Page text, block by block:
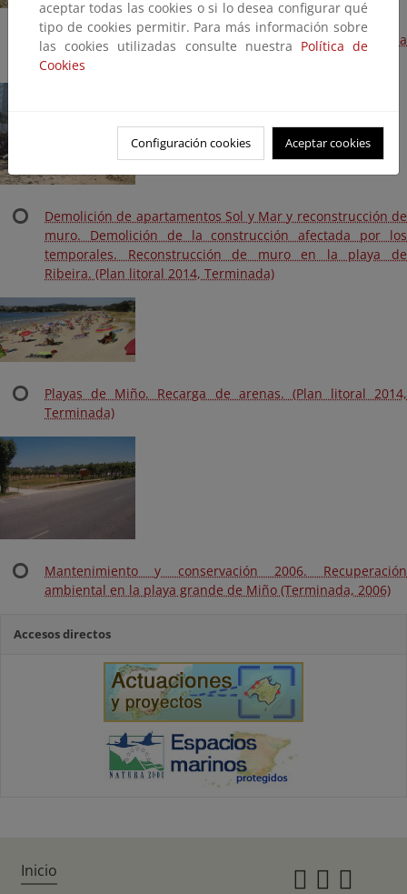
Obra de emergencia para la estabilización de taludes en la
playa de Miño (Plan Litoral 2015, Terminada)
Demolición de apartamentos Sol y Mar y reconstrucción de
muro. Demolición de la construcción afectada por los
temporales. Reconstrucción de muro en la playa de
Ribeira. (Plan litoral 2014, Terminada)
Playas de Miño. Recarga de arenas. (Plan litoral 2014,
Terminada)
Mantenimiento y conservación 2006. Recuperación
ambiental en la playa grande de Miño (Terminada, 2006)
Accesos directos
aceptar todas las cookies o si lo desea configurar qué
tipo de cookies permitir. Para más información sobre
las cookies utilizadas consulte nuestra Política de
Cookies
Configuración cookies Aceptar cookies
Inicio